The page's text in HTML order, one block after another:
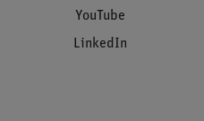
YouTube
LinkedIn